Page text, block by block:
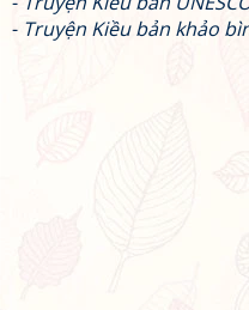
- Truyện Kiều bản khảo